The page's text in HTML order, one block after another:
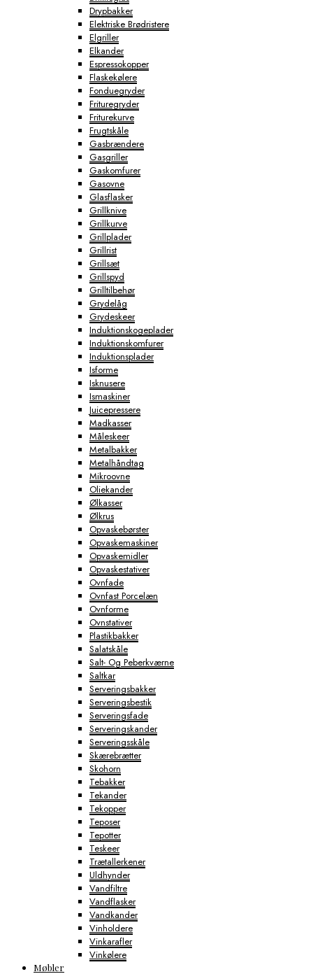
Drypbakker
Elektriske Brødristere
Elgriller
Elkander
Espressokopper
Flaskekølere
Fonduegryder
Frituregryder
Friturekurve
Frugtskåle
Gasbrændere
Gasgriller
Gaskomfurer
Gasovne
Glasflasker
Grillknive
Grillkurve
Grillplader
Grillrist
Grillsæt
Grillspyd
Grilltilbehør
Grydelåg
Grydeskeer
Induktionskogeplader
Induktionskomfurer
Induktionsplader
Isforme
Isknusere
Ismaskiner
Juicepressere
Madkasser
Måleskeer
Metalbakker
Metalhåndtag
Mikroovne
Oliekander
Ølkasser
Ølkrus
Opvaskebørster
Opvaskemaskiner
Opvaskemidler
Opvaskestativer
Ovnfade
Ovnfast Porcelæn
Ovnforme
Ovnstativer
Plastikbakker
Salatskåle
Salt- Og Peberkværne
Saltkar
Serveringsbakker
Serveringsbestik
Serveringsfade
Serveringskander
Serveringsskåle
Skærebrætter
Skohorn
Tebakker
Tekander
Tekopper
Teposer
Tepotter
Teskeer
Trætallerkener
Uldhynder
Vandfiltre
Vandflasker
Vandkander
Vinholdere
Vinkarafler
Vinkølere
Møbler